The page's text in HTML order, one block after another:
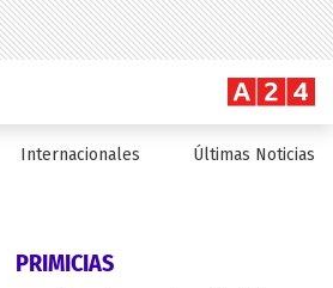
Internacionales Últimas Noticias
PRIMICIAS